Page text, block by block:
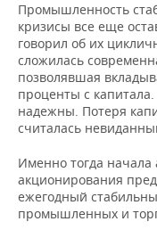
Промышленность
кризисы все еще
говорил об их
сложилась
позволявшая
проценты с
надежны. Потеря
считалась
Именно тогда начала
акционирования
ежегодный
промышленных и